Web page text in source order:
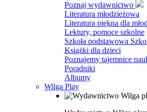
Poznaj wydawnictwo
Literatura młodzieżowa
Literatura piękna dla
Lektury, pomoce szkolne
Szkoła podstawowa
Książki dla dzieci
Poznajemy tajemnice
Poradniki
Albumy
Wilga Play